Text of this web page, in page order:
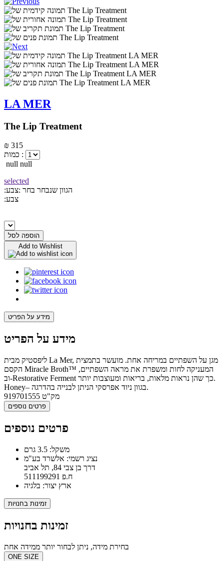
LA MER
The Lip Treatment
₪ 315
כמות :
null null
selected
:הגוון שנבחר בחר :צבע
:צבע
הוספה לסל
Add to Wishlist
מידע על הפריט
מידע על הפריט
ליפסטיק מבית La Mer, מגן על השפתיים במריחה אחת. מועשר בתמצית
הקסם Miracle Broth™ המעניקה לחות ומשפרת את מראה השפתיים,
וב-Restorative Ferment כך שהן נראות מלאות, בריאות ומעוצבות יותר.
Honey– בגוון ניוד אפרסקי הניתן לבנייה בהדרגה.
מק"ט 919701555
פרטים נוספים
פרטים נוספים
משקל: 3.5 גרם
נציג רשמי: אלשרד בע"מ
דרך בן צבי 84, תל אביב
ח.פ 511199291
ארץ יצור: בלגיה
זמינות בחנויות
זמינות בחנויות
בחירת מידה, ניתן לבחור יותר ממידה אחת
ONE SIZE